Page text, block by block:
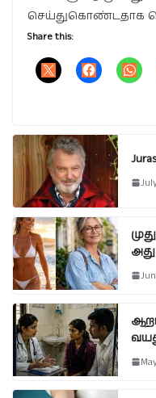
செய்துகொண்டதாக
Share this: